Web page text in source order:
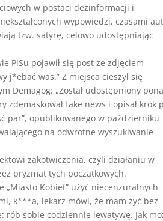
w postaci dezinformacji i
wypowiedzi, czasami
tzw. satyrę, celowo udostępniając
PiSu pojawił się post ze zdjęciem
j*ebać was.” Z miejsca cieszył się
Demagog: „Został udostępniony
zdemaskował fake news i opisał krok
par”, opublikowanego w październiku
na odwrotne wyszukiwanie
zakotwiczenia, czyli działaniu w
pryzmat tych początkowych.
„Miasto Kobiet” użyć niecenzuralnych
k***a, lekarz mówi, że mam żyć bez
sobie codziennie lewatywę. Jak